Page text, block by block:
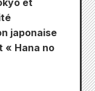
japonaise
« Hana no